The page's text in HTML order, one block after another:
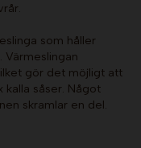
som håller
gör det möjligt att
såser. Något
skramlar en del.